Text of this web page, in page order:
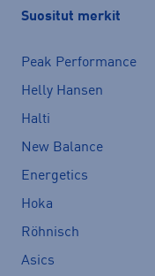
Suositut merkit
Peak Performance
Helly Hansen
Halti
New Balance
Energetics
Hoka
Röhnisch
Asics